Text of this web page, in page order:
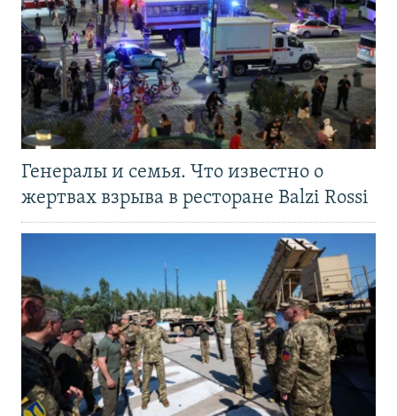
Генералы и семья. Что известно о
жертвах взрыва в ресторане Balzi Rossi